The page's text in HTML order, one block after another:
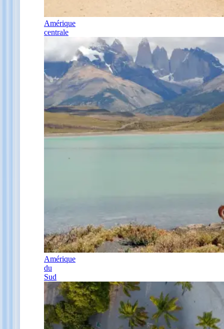
Amérique
centrale
Amérique
du
Sud